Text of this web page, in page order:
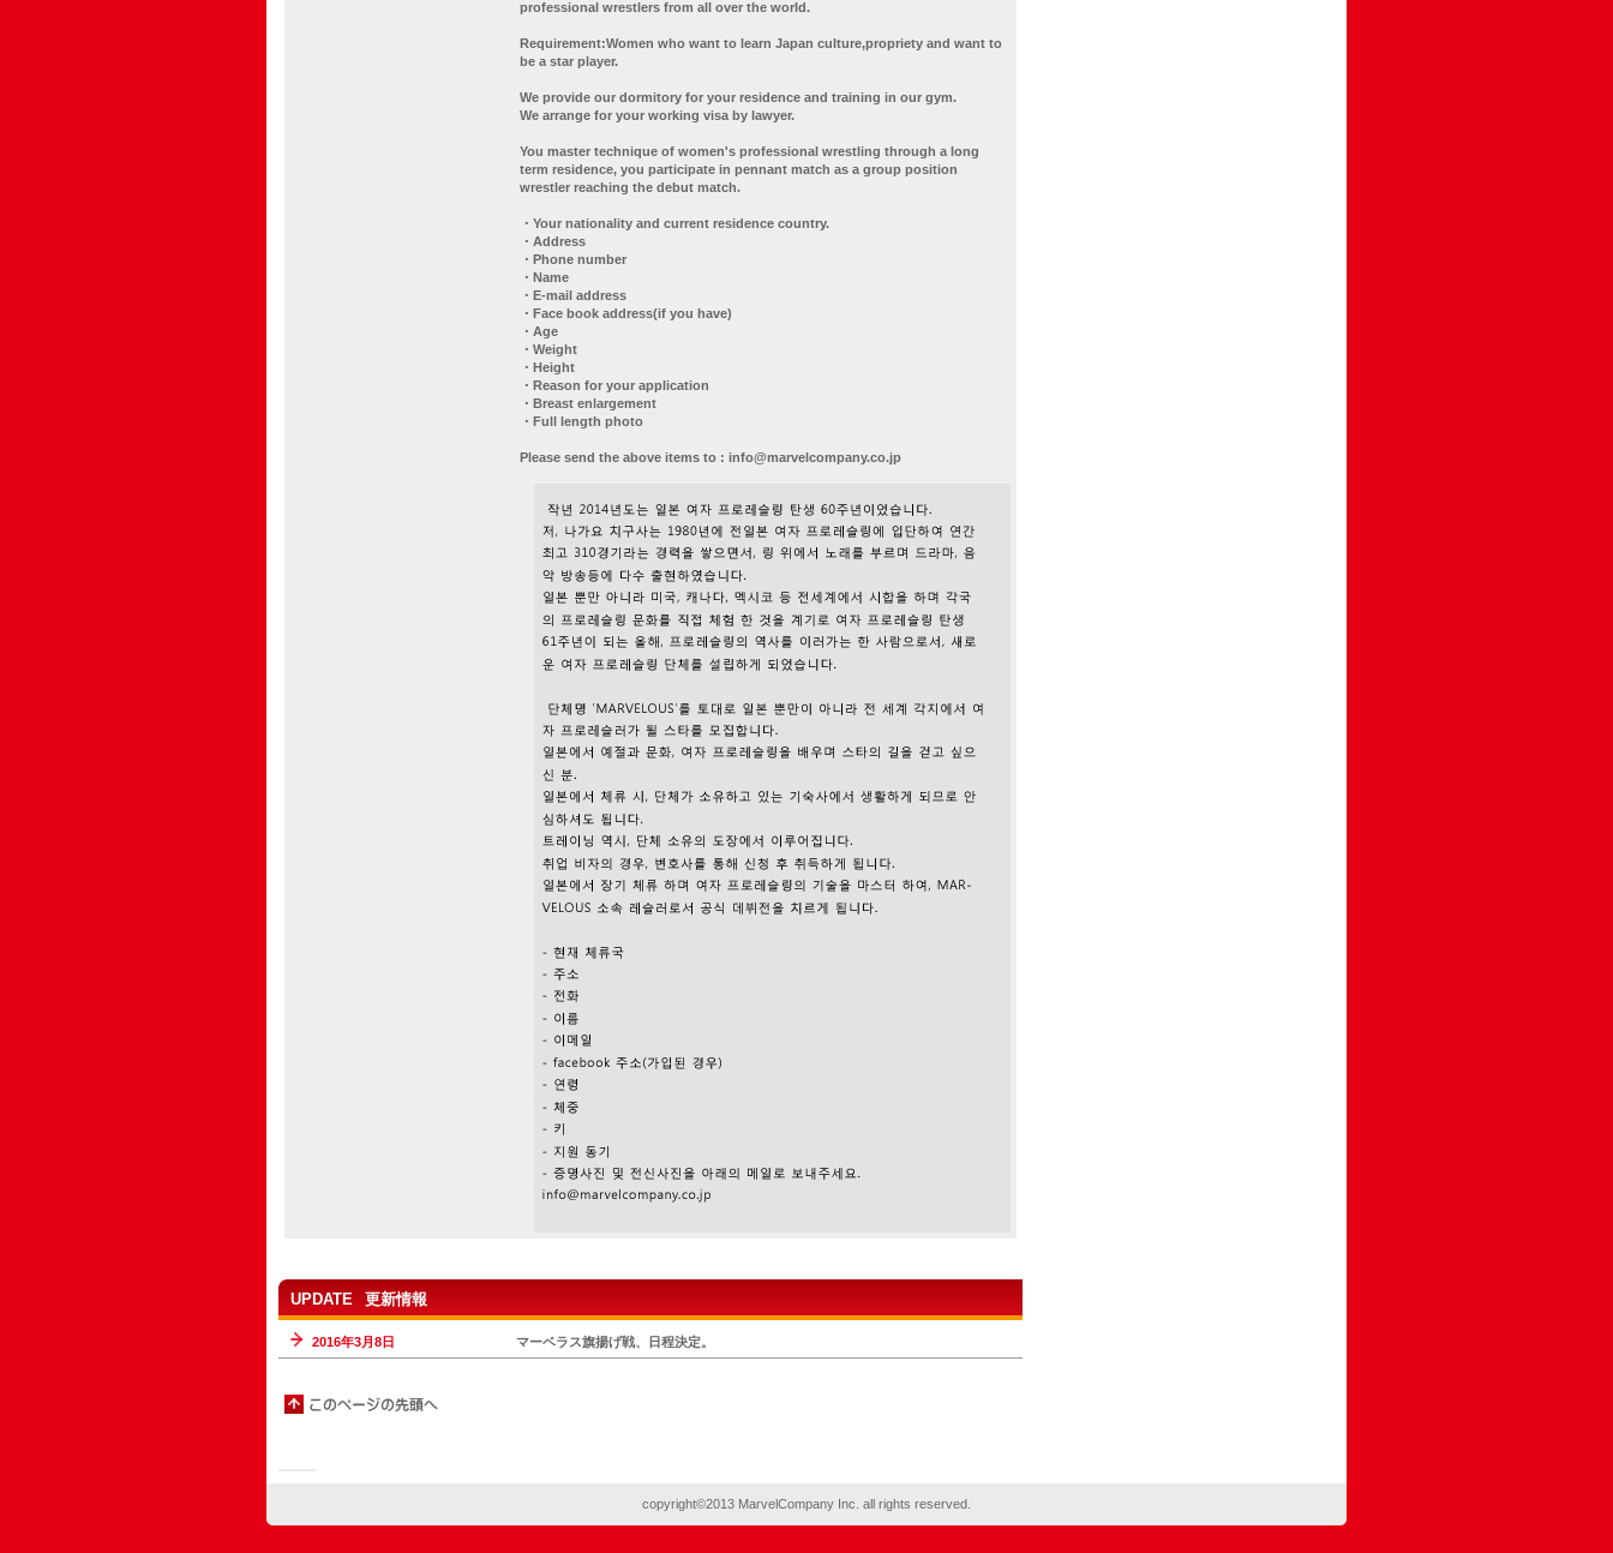
professional wrestlers from all over the world.
Requirement:Women who want to learn Japan culture,propriety and want to
be a star player.
We provide our dormitory for your residence and training in our gym.
We arrange for your working visa by lawyer.
You master technique of women's professional wrestling through a long
term residence, you participate in pennant match as a group position
wrestler reaching the debut match.
・Your nationality and current residence country.
・Address
・Phone number
・Name
・E-mail address
・Face book address(if you have)
・Age
・Weight
・Height
・Reason for your application
・Breast enlargement
・Full length photo
Please send the above items to : info@marvelcompany.co.jp
UPDATE 更新情報
2016年3月8日 マーベラス旗揚げ戦、日程決定。
copyright©2013 MarvelCompany Inc. all rights reserved.